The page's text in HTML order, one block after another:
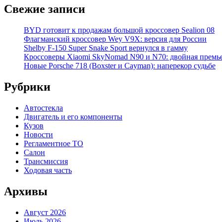
Свежие записи
BYD готовит к продажам большой кроссовер Sealion 08
Флагманский кроссовер Wey V9X: версия для России
Shelby F-150 Super Snake Sport вернулся в гамму
Кроссоверы Xiaomi SkyNomad N90 и N70: двойная
Новые Porsche 718 (Boxster и Cayman): наперекор судьбе
Рубрики
Автостекла
Двигатель и его компоненты
Кузов
Новости
Регламентное ТО
Салон
Трансмиссия
Ходовая часть
Архивы
Август 2026